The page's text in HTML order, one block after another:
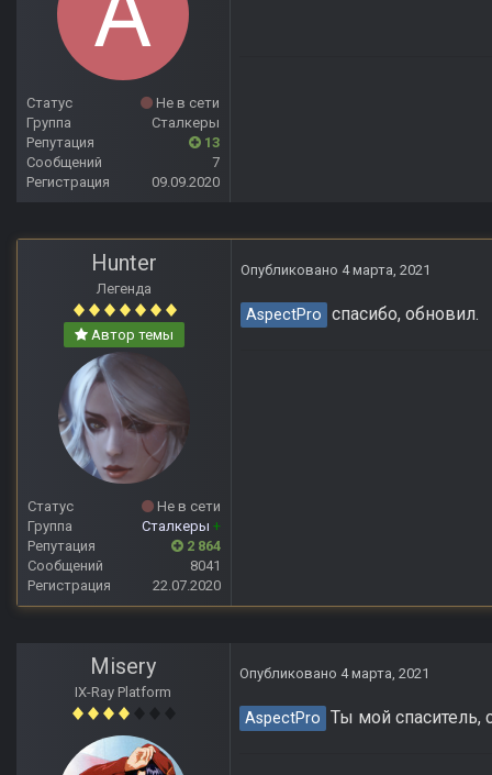
Статус
Не в сети
Группа
Сталкеры
Репутация
13
Сообщений
7
Регистрация
09.09.2020
Hunter
Легенда
Автор темы
Статус
Не в сети
Группа
Сталкеры +
Репутация
2 864
Сообщений
8041
Регистрация
22.07.2020
Опубликовано 4 марта, 2021
AspectPro спасибо, обновил.
Misery
IX-Ray Platform
Опубликовано 4 марта, 2021
AspectPro Ты мой спаситель,